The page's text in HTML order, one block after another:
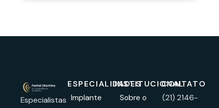
Especialistas
ESPECIALIDADES
Implante
INSTITUCIONAL
Sobre o
CONTATO
(21) 2146-